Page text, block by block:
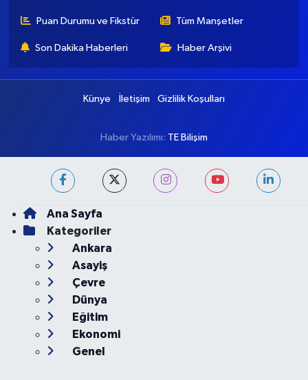
Puan Durumu ve Fikstür Tüm Manşetler
Son Dakika Haberleri Haber Arşivi
Künye İletişim Gizlilik Koşulları
Haber Yazılımı: TE Bilişim
Ana Sayfa
Kategoriler
Ankara
Asayiş
Çevre
Dünya
Eğitim
Ekonomi
Genel